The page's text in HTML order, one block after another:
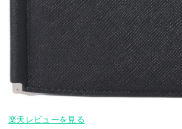
楽天レビューを見る